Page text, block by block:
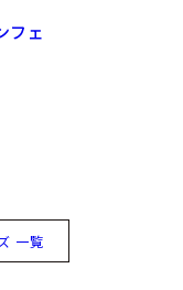
フェ
一覧